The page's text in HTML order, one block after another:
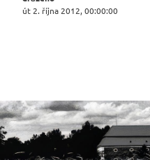
út 2. října 2012, 00:00:00